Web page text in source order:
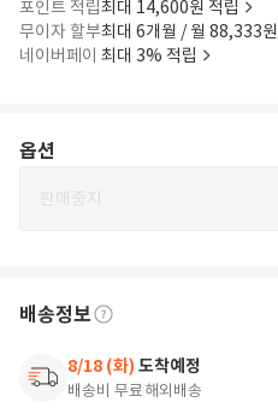
포인트 적립최대 14,600원 적립
무이자 할부최대 6개월 / 월 88,333원
네이버페이 최대 3% 적립
옵션
판매중지
배송정보
8/18 (화) 도착예정
배송비 무료해외배송